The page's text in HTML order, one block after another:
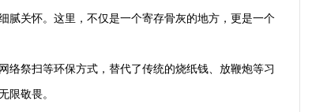
关怀。这里，不仅是一个寄存骨灰的地方，更是一个
络祭扫等环保方式，替代了传统的烧纸钱、放鞭炮等习
限敬畏。